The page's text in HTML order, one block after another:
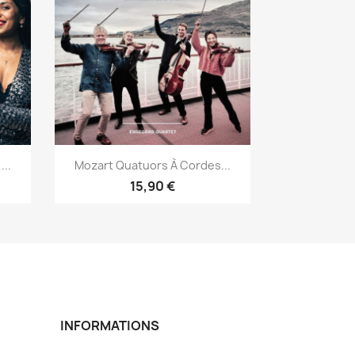
Aperçu rapide
Mozart Quatuors À Cordes...
15,90 €
INFORMATIONS